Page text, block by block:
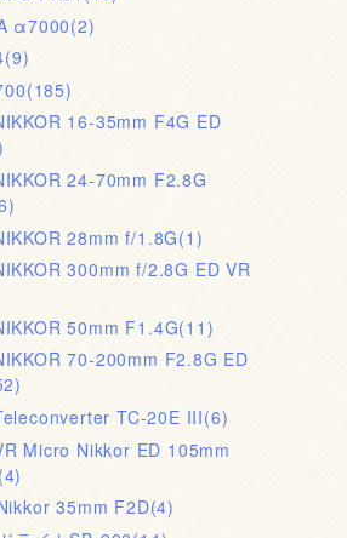
α7000(2)
(9)
(185)
16-35mm F4G ED
24-70mm F2.8G
28mm f/1.8G(1)
300mm f/2.8G ED VR
50mm F1.4G(11)
70-200mm F2.8G ED
TC-20E III(6)
Micro Nikkor ED 105mm
(4)
35mm F2D(4)